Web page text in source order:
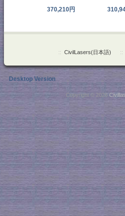
370,210円
:: CivilLasers(日本語) ::
Desktop Version
Copyright © 2026